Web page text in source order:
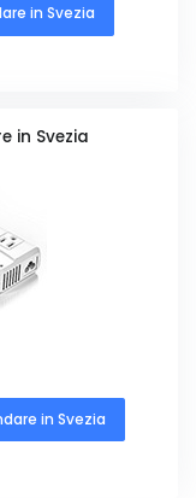
in Svezia
in Svezia
in Svezia